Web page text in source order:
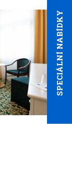
SPECIÁLNÍ NABÍDKY